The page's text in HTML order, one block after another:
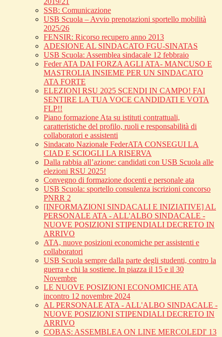
SSB: Comunicazione
USB Scuola – Avvio prenotazioni sportello mobilità
2025/26
FENSIR: Ricorso recupero anno 2013
ADESIONE AL SINDACATO FGU-SINATAS
USB Scuola: Assemblea sindacale 12 febbraio
Feder ATA DAI FORZA AGLI ATA- MANCUSO E
MASTROLIA INSIEME PER UN SINDACATO
ATA FORTE
ELEZIONI RSU 2025 SCENDI IN CAMPO! FAI
SENTIRE LA TUA VOCE CANDIDATI E VOTA
FLP!!
Piano formazione Ata su istituti contrattuali,
caratteristiche del profilo, ruoli e responsabilità di
collaboratori e assistenti
Sindacato Nazionale FederATA CONSEGUI LA
CIAD E SCIOGLI LA RISERVA
Dalla rabbia all’azione: candidati con USB Scuola alle
elezioni RSU 2025!
Convegno di formazione docenti e personale ata
USB Scuola: sportello consulenza iscrizioni concorso
PNRR 2
[INFORMAZIONI SINDACALI E INIZIATIVE] AL
PERSONALE ATA - ALL'ALBO SINDACALE -
NUOVE POSIZIONI STIPENDIALI DECRETO IN
ARRIVO
ATA, nuove posizioni economiche per assistenti e
collaboratori
USB Scuola sempre dalla parte degli studenti, contro la
guerra e chi la sostiene. In piazza il 15 e il 30
Novembre
LE NUOVE POSIZIONI ECONOMICHE ATA
incontro 12 novembre 2024
AL PERSONALE ATA - ALL'ALBO SINDACALE -
NUOVE POSIZIONI STIPENDIALI DECRETO IN
ARRIVO
COBAS: ASSEMBLEA ON LINE MERCOLEDI' 13